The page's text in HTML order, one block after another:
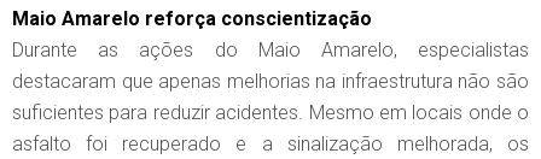
Maio Amarelo reforça conscientização
Durante as ações do Maio Amarelo, especialistas
destacaram que apenas melhorias na infraestrutura não são
suficientes para reduzir acidentes. Mesmo em locais onde o
asfalto foi recuperado e a sinalização melhorada, os